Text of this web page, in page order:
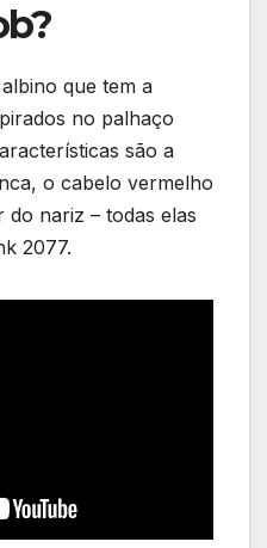
que tem a
no palhaço
são a
o cabelo vermelho
nariz – todas elas
2077.